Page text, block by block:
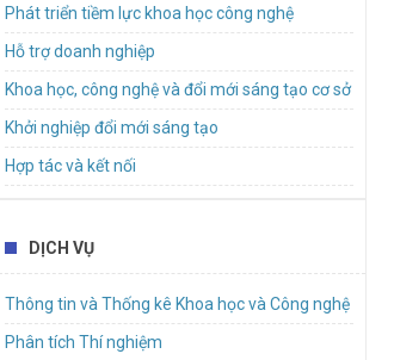
với dự án sản xuất sản phẩm phụ trợ trực tiếp
trong công nghiệp bán dẫn và dự án sản xuất
thiết bị điện tử
Mời báo giá dịch vụ hậu cần để tổ chức sự
kiện tập huấn hoạt động đổi mới sáng tạo cho
doanh nghiệp khởi nghiệp sáng tạo, doanh
nghiệp nhỏ và vừa trên địa bàn Thành phố
Phát triển tiềm lực khoa học công nghệ
Hỗ trợ doanh nghiệp
Khoa học, công nghệ và đổi mới sáng tạo cơ sở
Khởi nghiệp đổi mới sáng tạo
Hợp tác và kết nối
DỊCH VỤ
Thông tin và Thống kê Khoa học và Công nghệ
Phân tích Thí nghiệm